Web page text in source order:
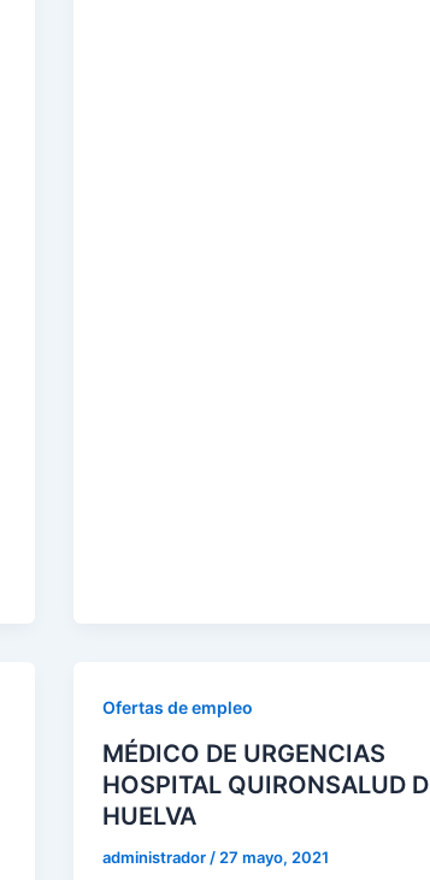
Ofertas de empleo
MÉDICO DE URGENCIAS
HOSPITAL QUIRONSALUD
HUELVA
administrador/27 mayo, 2021